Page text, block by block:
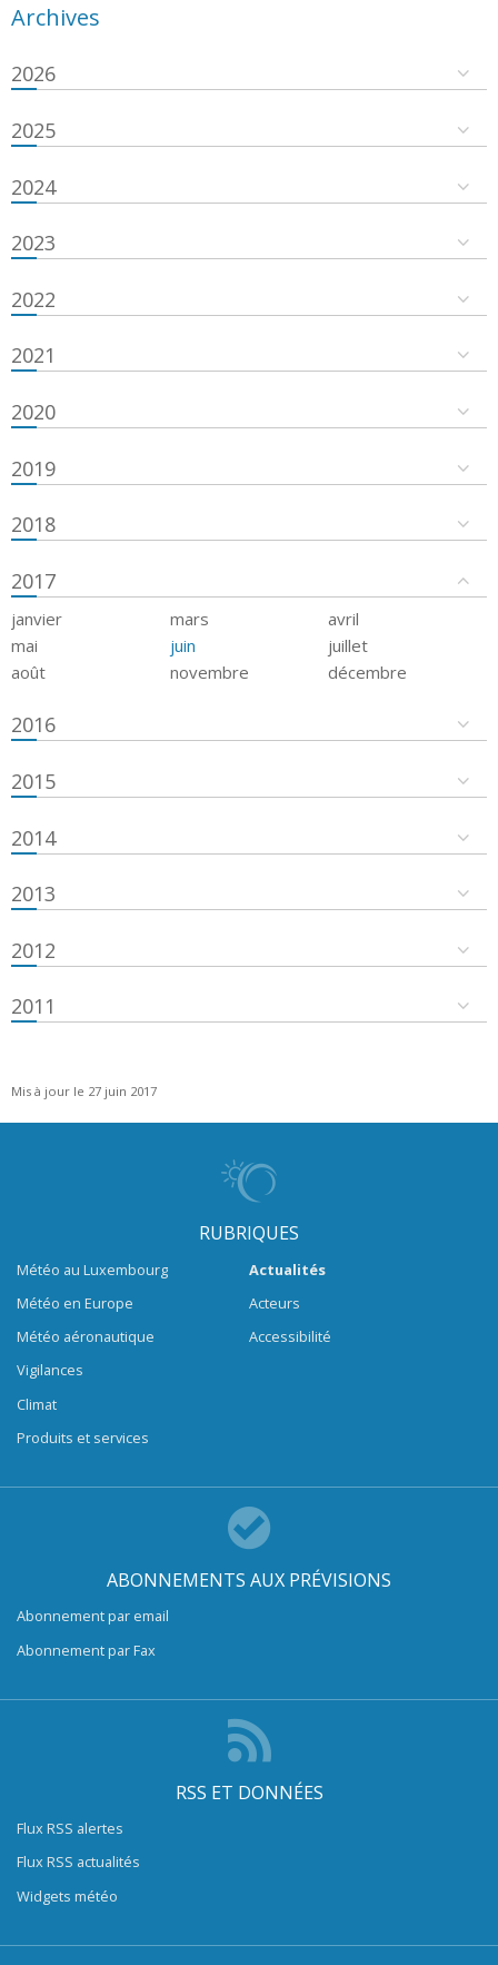
Archives
2026
2025
2024
2023
2022
2021
2020
2019
2018
2017
janvier mars
avril
mai
juin
juillet
août
novembre décembre
2016
2015
2014
2013
2012
2011
Mis à jour le 27 juin 2017
RUBRIQUES
Météo au Luxembourg
Météo en Europe
Météo aéronautique
Vigilances
Climat
Produits et services
Actualités
Acteurs
Accessibilité
ABONNEMENTS AUX PRÉVISIONS
Abonnement par email
Abonnement par Fax
RSS ET DONNÉES
Flux RSS alertes
Flux RSS actualités
Widgets météo